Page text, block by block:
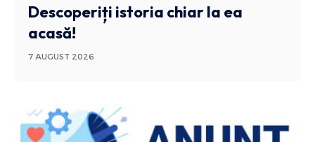
Descoperiți istoria chiar la ea
acasă!
7 AUGUST 2026